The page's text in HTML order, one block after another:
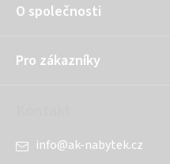
O společnosti
Pro zákazníky
info@ak-nabytek.cz